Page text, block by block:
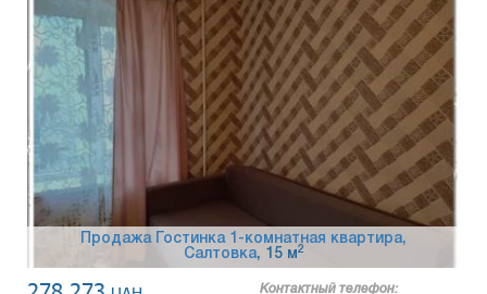
Продажа Гостинка 1-комнатная квартира,
Салтовка, 15 м2
Контактный телефон: